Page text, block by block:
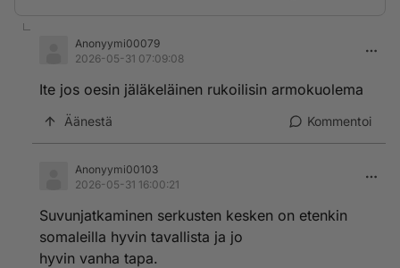
Anonyymi00079
2026-05-31 07:09:08
Ite jos oesin jäläkeläinen rukoilisin armokuolema
Äänestä Kommentoi
Anonyymi00103
2026-05-31 16:00:21
Suvunjatkaminen serkusten kesken on etenkin
somaleilla hyvin tavallista ja jo
hyvin vanha tapa.